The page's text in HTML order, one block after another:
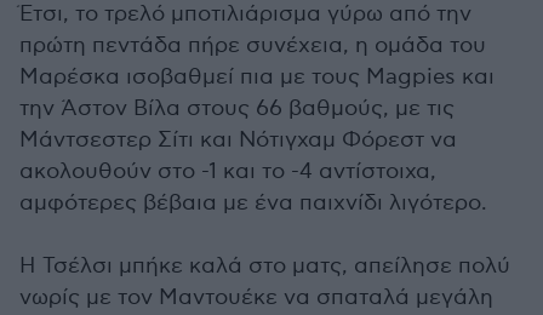
Έτσι, το τρελό μποτιλιάρισμα γύρω από την
πρώτη πεντάδα πήρε συνέχεια, η ομάδα του
Μαρέσκα ισοβαθμεί πια με τους Magpies και
την Άστον Βίλα στους 66 βαθμούς, με τις
Μάντσεστερ Σίτι και Νότιγχαμ Φόρεστ να
ακολουθούν στο -1 και το -4 αντίστοιχα,
αμφότερες βέβαια με ένα παιχνίδι λιγότερο.
Η Τσέλσι μπήκε καλά στο ματς, απείλησε πολύ
νωρίς με τον Μαντουέκε να σπαταλά μεγάλη